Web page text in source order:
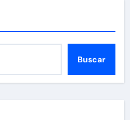
Buscar